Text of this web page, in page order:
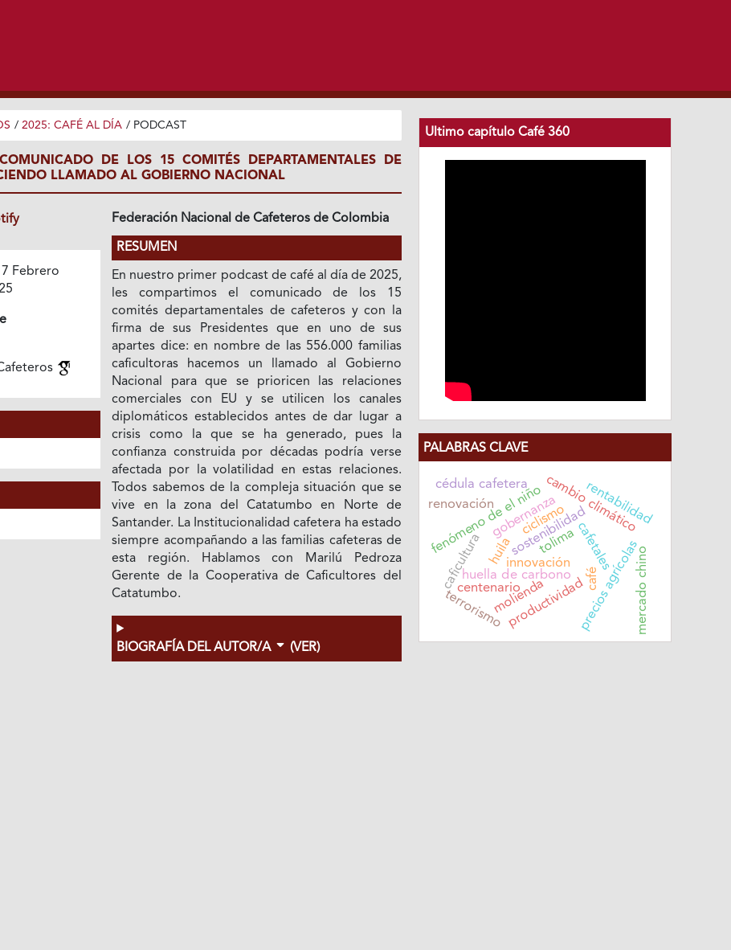
/ 2025: CAFÉ AL DÍA / PODCAST
DE LOS 15 COMITÉS DEPARTAMENTALES DE
LLAMADO AL GOBIERNO NACIONAL
7 Febrero
Federación Nacional de Cafeteros de Colombia
RESUMEN
En nuestro primer podcast de café al día de 2025,
les compartimos el comunicado de los 15
comités departamentales de cafeteros y con la
firma de sus Presidentes que en uno de sus
apartes dice: en nombre de las 556.000 familias
caficultoras hacemos un llamado al Gobierno
Nacional para que se prioricen las relaciones
comerciales con EU y se utilicen los canales
diplomáticos establecidos antes de dar lugar a
crisis como la que se ha generado, pues la
confianza construida por décadas podría verse
afectada por la volatilidad en estas relaciones.
Todos sabemos de la compleja situación que se
vive en la zona del Catatumbo en Norte de
Santander. La Institucionalidad cafetera ha estado
siempre acompañando a las familias cafeteras de
esta región. Hablamos con Marilú Pedroza
Gerente de la Cooperativa de Caficultores del
Catatumbo.
BIOGRAFÍA DEL AUTOR/A (VER)
Ultimo capítulo Café 360
PALABRAS CLAVE
café
huella de carbono
sostenibilidad
gobernanza
molienda
fenómeno de el niñocambio climático
precios agrícolas
centenario
innovación
rentabilidad
huila
productividad
cafetales
renovación
caficultura
cédula cafetera
ciclismo
mercado chino
terrorismo
tolima